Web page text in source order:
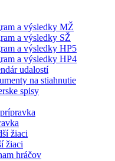
a výsledky MŽ
a výsledky SŽ
a výsledky HP5
a výsledky HP4
udalostí
na stiahnutie
spisy
žiaci
žiaci
hráčov